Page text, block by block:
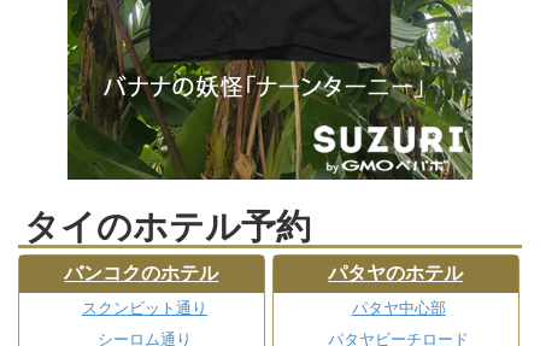
タイのホテル予約
バンコクのホテル
スクンビット通り
シーロム通り
パタヤのホテル
パタヤ中心部
パタヤビーチロード